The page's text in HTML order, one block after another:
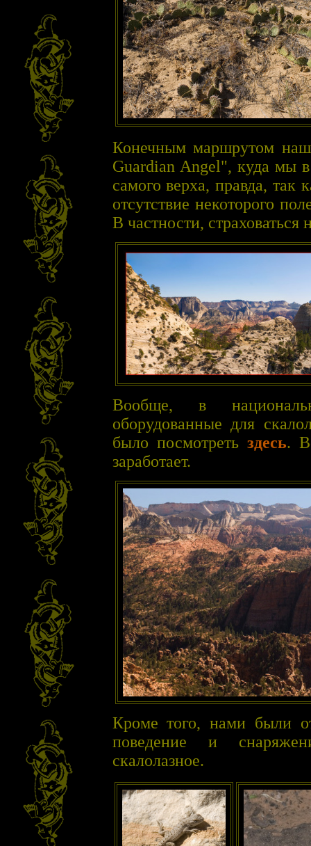
Конечным маршрутом
Guardian Angel", куда мы
самого верха, правда, так
отсутствие некоторого
В частности,
Вообще, в
оборудованные для
было посмотреть здесь.
заработает.
Кроме того, нами были
поведение и
скалолазное.